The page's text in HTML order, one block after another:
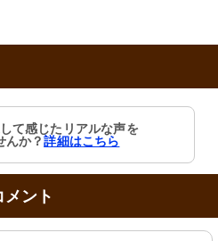
て感じたリアルな声を
んか？詳細はこちら
ント